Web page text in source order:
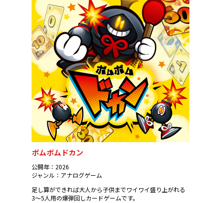
ボムボムドカン
公開年：2026
ジャンル：アナログゲーム
足し算ができれば大人から子供までワイワイ盛り上がれる
3～5人用の爆弾回しカードゲームです。